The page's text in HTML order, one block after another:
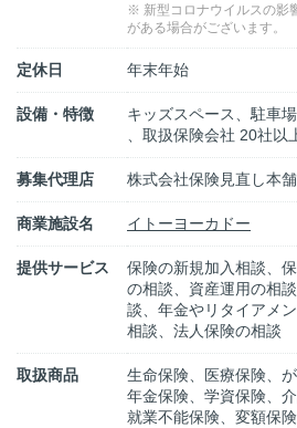
※ 新型コロナウイルスの影
がある場合がございます。
定休日 年末年始
設備・特徴
キッズスペース、駐車
、取扱保険会社 20社以
募集代理店 株式会社保険見直し本舗
商業施設名 イトーヨーカドー
提供サービス
保険の新規加入相談、
の相談、資産運用の相
談、年金やリタイアメ
相談、法人保険の相談
取扱商品
生命保険、医療保険、
年金保険、学資保険、
就業不能保険、変額保